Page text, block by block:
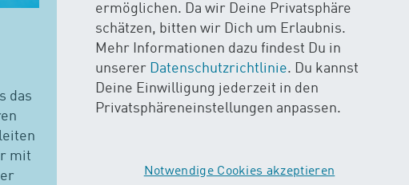
ermöglichen. Da wir Deine Privatsphäre
schätzen, bitten wir Dich um Erlaubnis.
Mehr Informationen dazu findest Du in
unserer Datenschutzrichtlinie. Du kannst
Deine Einwilligung jederzeit in den
Privatsphäreneinstellungen anpassen.
Notwendige Cookies akzeptieren
das
mit
MAXIS
AB 15 MONATEN
Im MAXIS-Kurs stehen Sicherheit
und Spass im Wasser im
unterschiedlichen